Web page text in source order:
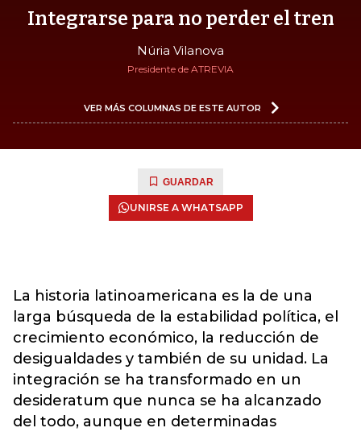
Integrarse para no perder el tren
Núria Vilanova
Presidente de ATREVIA
VER MÁS COLUMNAS DE ESTE AUTOR
GUARDAR
UNIRSE A WHATSAPP
La historia latinoamericana es la de una
larga búsqueda de la estabilidad política, el
crecimiento económico, la reducción de
desigualdades y también de su unidad. La
integración se ha transformado en un
desideratum que nunca se ha alcanzado
del todo, aunque en determinadas